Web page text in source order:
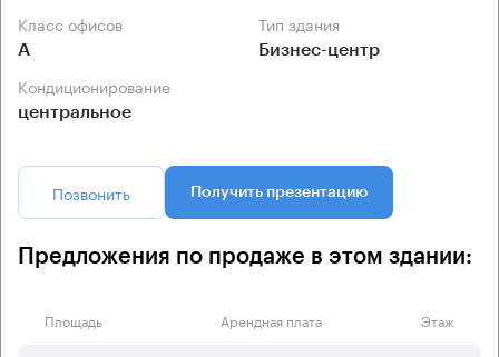
Класс офисов
А
Тип здания
Бизнес-центр
Кондиционирование
центральное
Позвонить Получить презентацию
Предложения по продаже в этом здании:
Площадь Арендная плата Этаж